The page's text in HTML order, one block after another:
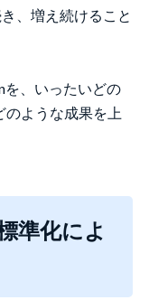
、増え続けること
を、いったいどの
のような成果を上
準化によ